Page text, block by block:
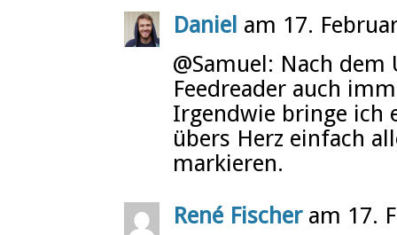
Daniel am 17.
@Samuel: Nach
Feedreader auch
Irgendwie bringe ich
übers Herz einfach
markieren.
René Fischeram 17.